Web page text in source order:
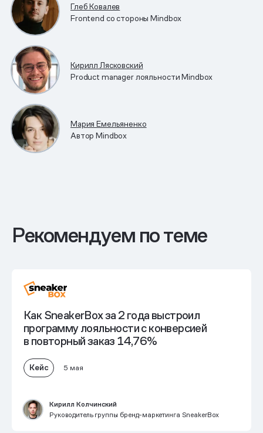
Глеб Ковалев
Frontend со стороны Mindbox
Кирилл Лясковский
Product manager лояльности Mindbox
Мария Емельяненко
Автор Mindbox
Рекомендуем по теме
Как SneakerBox за 2 года выстроил
программу лояльностис конверсией
в повторный заказ 14,76%
Кейс 5 мая
Кирилл Колчинский
Руководитель группы бренд-маркетинга SneakerBox